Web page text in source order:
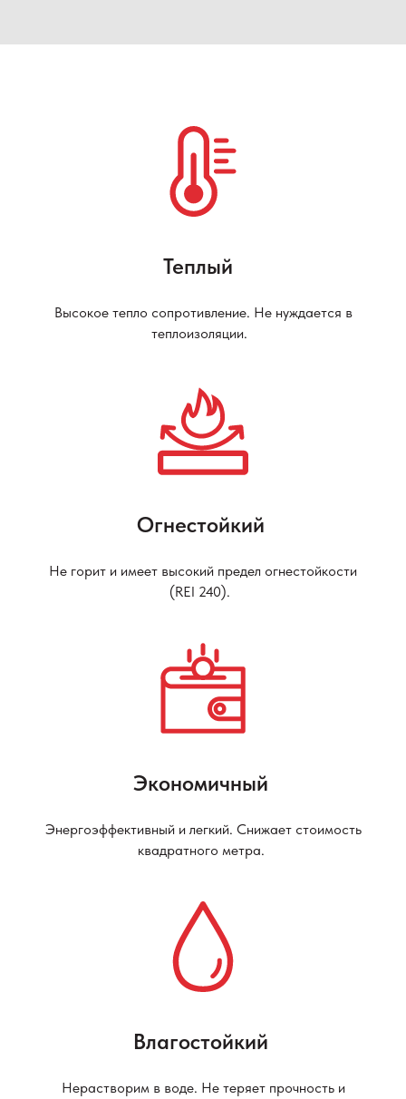
Теплый
Высокое тепло сопротивление. Не нуждается в
теплоизоляции.
Огнестойкий
Не горит и имеет высокий предел огнестойкости
(REI 240).
Экономичный
Энергоэффективный и легкий. Снижает стоимость
квадратного метра.
Влагостойкий
Нерастворим в воде. Не теряет прочность и